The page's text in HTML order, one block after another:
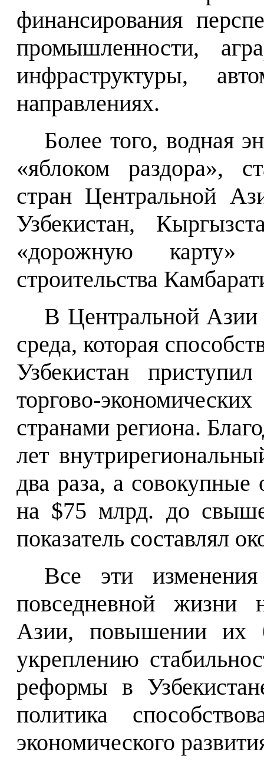
финансирования
промышленности,
инфраструктуры,
направлениях.
Более того, водная
«яблоком раздора»,
стран Центральной
Узбекистан,
«дорожную карту»
строительства
В Центральной Азии
среда, которая
Узбекистан
торгово-
странами региона.
лет
два раза, а
на $75 млрд. до
показатель составлял
Все эти
повседневной жизни
Азии, повышении их
укреплению
реформы в
политика
экономического